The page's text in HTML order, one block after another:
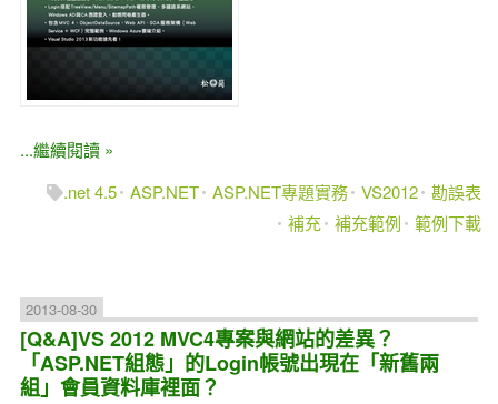
...繼續閱讀 »
.net 4.5 ASP.NET ASP.NET專題實務 VS2012 勘誤表
補充 補充範例 範例下載
2013-08-30
[Q&A]VS 2012 MVC4專案與網站的差異？
「ASP.NET組態」的Login帳號出現在「新舊兩
組」會員資料庫裡面？